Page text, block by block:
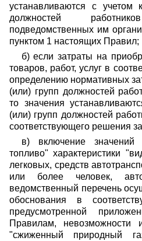
устанавливаются с учетом
должностей
подведомственных им
пунктом 1 настоящих Правил;
б) если затраты на
товаров, работ, услуг в
определению нормативных
(или) групп должностей
то значения
(или) групп должностей
соответствующего решения
в) включение значений
топливо" характеристики
легковых, средств
или более человек,
ведомственный перечень
обоснования в
предусмотренной
Правилам, невозможности
"сжиженный природный